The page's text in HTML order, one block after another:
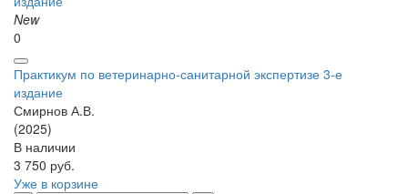
New
0
Практикум по ветеринарно-санитарной экспертизе 3-е
издание
Смирнов А.В.
(2025)
В наличии
3 750 руб.
Уже в корзине